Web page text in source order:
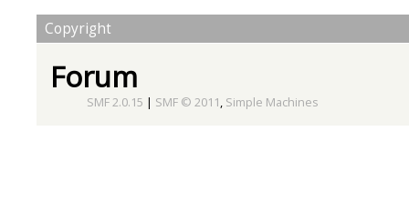
Copyright
Forum
SMF 2.0.15 | SMF © 2011, Simple Machines